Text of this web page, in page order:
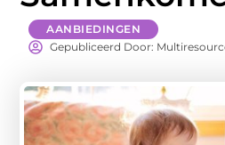
AANBIEDINGEN
Gepubliceerd Door: